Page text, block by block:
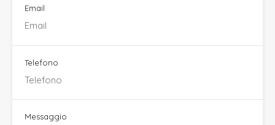
Email
Telefono
Messaggio